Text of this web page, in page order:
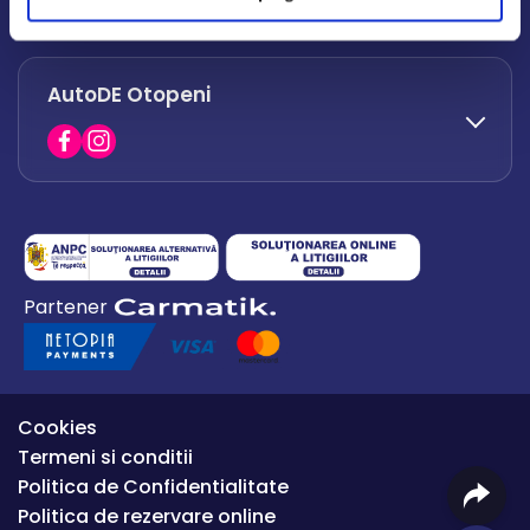
office.afumati@autode.ro
0730 063 852
0730 063 851
AutoDE Otopeni
0754 649 360
office.premium@autode.ro
Partener
Cookies
Termeni si conditii
Politica de Confidentialitate
Politica de rezervare online